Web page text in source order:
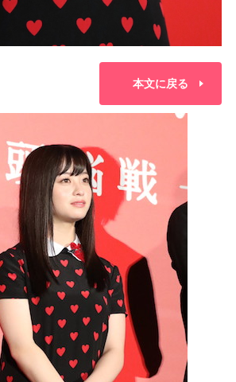
本文に戻る